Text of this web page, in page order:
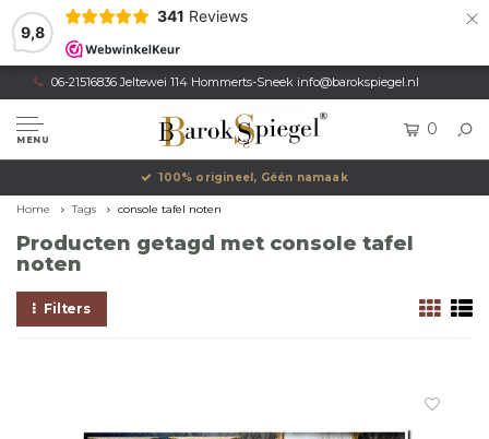
9,8
341 Reviews ×
06-21516836 Jeltewei 114 Hommerts-Sneek info@barokspiegel.nl
MENU
0
100% origineel, Géén namaak
Home Tags console tafel noten
Producten getagd met console tafel
noten
Filters